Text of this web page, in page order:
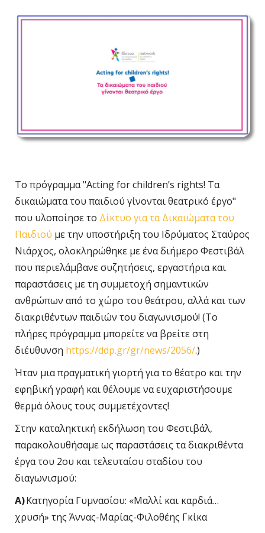
Το πρόγραμμα "Acting for children’s rights! Τα
δικαιώματα του παιδιού γίνονται θεατρικό έργο"
που υλοποίησε το Δίκτυο για τα Δικαιώματα του
Παιδιού με την υποστήριξη του Ιδρύματος Σταύρος
Νιάρχος, ολοκληρώθηκε με ένα διήμερο Φεστιβάλ
που περιελάμβανε συζητήσεις, εργαστήρια και
παραστάσεις με τη συμμετοχή σημαντικών
ανθρώπων από το χώρο του θεάτρου, αλλά και των
διακριθέντων παιδιών του διαγωνισμού! (Το
πλήρες πρόγραμμα μπορείτε να βρείτε στη
διέυθυνση https://ddp.gr/gr/news/2056/.)
Ήταν μια πραγματική γιορτή για το θέατρο και την
εφηβική γραφή και θέλουμε να ευχαριστήσουμε
θερμά όλους τους συμμετέχοντες!
Στην καταληκτική εκδήλωση του Φεστιβάλ,
παρακολουθήσαμε ως παραστάσεις τα διακριθέντα
έργα του 2ου και τελευταίου σταδίου του
διαγωνισμού:
Α)Κατηγορία Γυμνασίου: «Μαλλί και καρδιά…
χρυσή» της Άννας-Μαρίας-Φιλοθέης Γκίκα